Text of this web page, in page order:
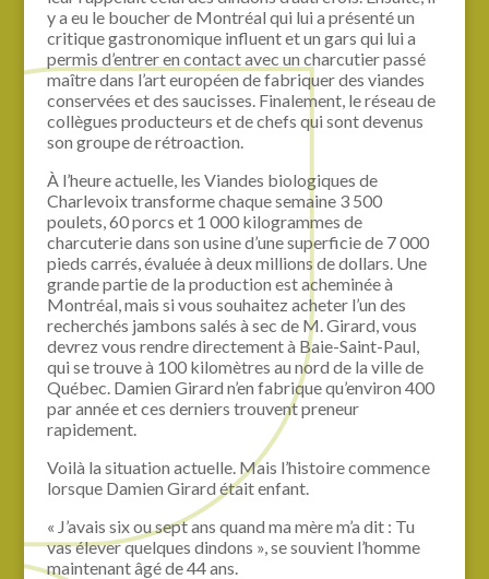
y a eu le boucher de Montréal qui lui a présenté un
critique gastronomique influent et un gars qui lui a
permis d’entrer en contact avec un charcutier passé
maître dans l’art européen de fabriquer des viandes
conservées et des saucisses. Finalement, le réseau de
collègues producteurs et de chefs qui sont devenus
son groupe de rétroaction.
À l’heure actuelle, les Viandes biologiques de
Charlevoix transforme chaque semaine 3 500
poulets, 60 porcs et 1 000 kilogrammes de
charcuterie dans son usine d’une superficie de 7 000
pieds carrés, évaluée à deux millions de dollars. Une
grande partie de la production est acheminée à
Montréal, mais si vous souhaitez acheter l’un des
recherchés jambons salés à sec de M. Girard, vous
devrez vous rendre directement à Baie-Saint-Paul,
qui se trouve à 100 kilomètres au nord de la ville de
Québec. Damien Girard n’en fabrique qu’environ 400
par année et ces derniers trouvent preneur
rapidement.
Voilà la situation actuelle. Mais l’histoire commence
lorsque Damien Girard était enfant.
« J’avais six ou sept ans quand ma mère m’a dit : Tu
vas élever quelques dindons », se souvient l’homme
maintenant âgé de 44 ans.